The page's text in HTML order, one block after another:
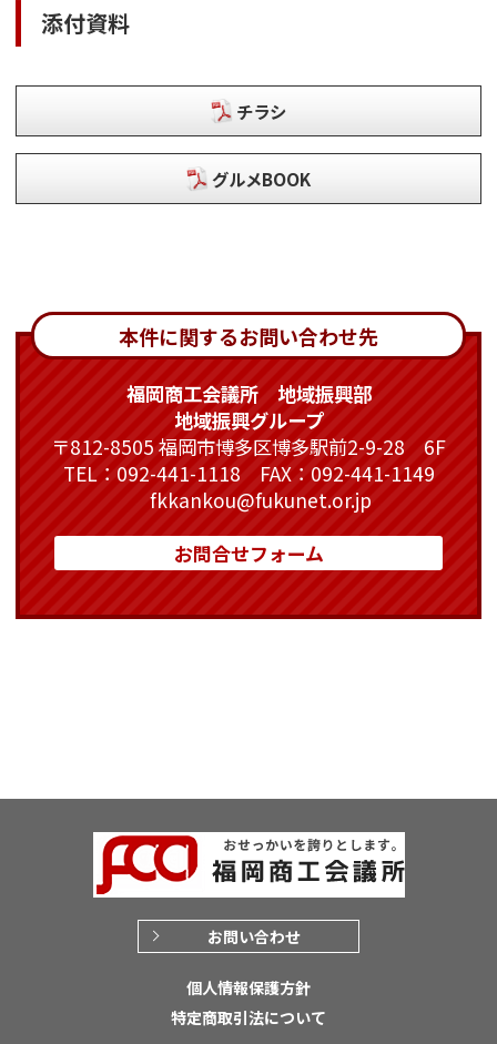
添付資料
チラシ
グルメBOOK
本件に関するお問い合わせ先
福岡商工会議所 地域振興部
地域振興グループ
〒812-8505 福岡市博多区博多駅前2-9-28 6F
TEL：092-441-1118 FAX：092-441-1149
fkkankou@fukunet.or.jp
お問合せフォーム
お問い合わせ
個人情報保護方針
特定商取引法について